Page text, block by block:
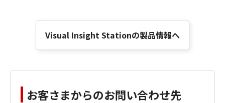
Visual Insight Stationの製品情報へ
お客さまからのお問い合わせ先